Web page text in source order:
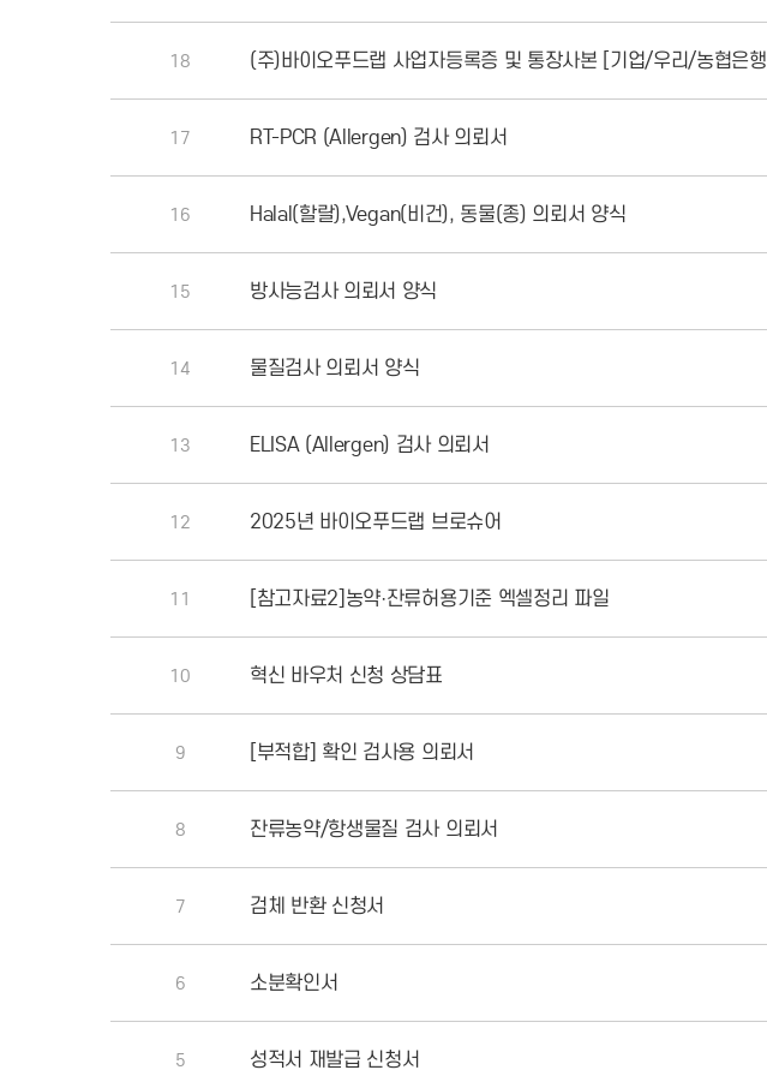
18 (주)바이오푸드랩 사업자등록증 및 통장사본 [기업/우리/농협은행]
17 RT-PCR (Allergen) 검사 의뢰서
16 Halal(할랄),Vegan(비건), 동물(종) 의뢰서 양식
15 방사능검사 의뢰서 양식
14 물질검사 의뢰서 양식
13 ELISA (Allergen) 검사 의뢰서
12 2025년 바이오푸드랩 브로슈어
11 [참고자료2]농약·잔류허용기준 엑셀정리 파일
10 혁신 바우처 신청 상담표
9 [부적합] 확인 검사용 의뢰서
8 잔류농약/항생물질 검사 의뢰서
7 검체 반환 신청서
6 소분확인서
5 성적서 재발급 신청서